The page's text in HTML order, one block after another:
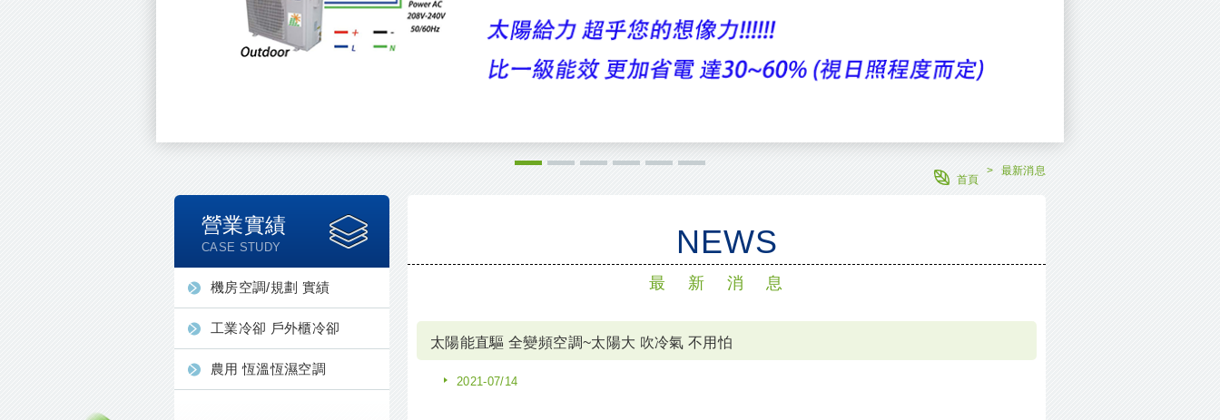
營業實績
CASE STUDY
機房空調/規劃 實績
工業冷卻 戶外櫃冷卻
農用 恆溫恆濕空調
首頁
最新消息
NEWS
最新消息
太陽能直驅 全變頻空調~太陽大 吹冷氣 不用怕
2021-07/14